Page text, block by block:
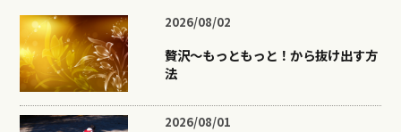
2026/08/02
贅沢〜もっともっと！から抜け出す方
法
2026/08/01